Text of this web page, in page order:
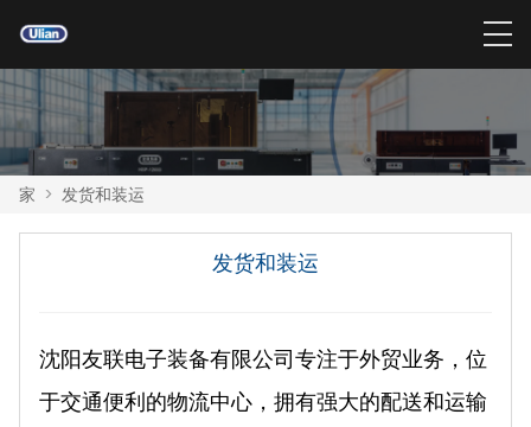
家 > 发货和装运
发货和装运
沈阳友联电子装备有限公司专注于外贸业务，位
于交通便利的物流中心，拥有强大的配送和运输